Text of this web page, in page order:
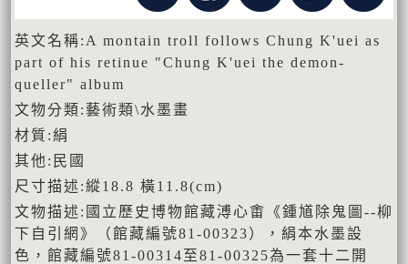
英文名稱:A montain troll follows Chung K'uei as
part of his retinue "Chung K'uei the demon-
queller" album
文物分類:藝術類\水墨畫
材質:絹
其他:民國
尺寸描述:縱18.8 橫11.8(cm)
文物描述:國立歷史博物館藏溥心畬《鍾馗除鬼圖--柳
下自引網》（館藏編號81-00323），絹本水墨設
色，館藏編號81-00314至81-00325為一套十二開